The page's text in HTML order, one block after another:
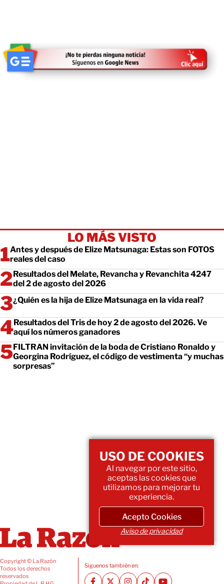
LO MÁS VISTO
Antes y después de Elize Matsunaga: Estas son FOTOS
reales del caso
Resultados del Melate, Revancha y Revanchita 4247
del 2 de agosto del 2026
¿Quién es la hija de Elize Matsunaga en la vida real?
Resultados del Tris de hoy 2 de agosto del 2026. Ve
aquí los números ganadores
FILTRAN invitación de la boda de Cristiano Ronaldo y
Georgina Rodríguez, el código de vestimenta “y muchas
sorpresas”
Copyright © La Razón
Todos los derechos
reservados
Siguenos también en:
USO DE COOKIES
Al navegar por este sitio,
aceptas las cookies que
utilizamos para mejorar tu
experiencia.
Acepto Cookies
Aviso de privacidad